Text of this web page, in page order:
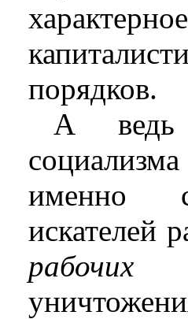
порядков.
А ведь
именно
искателей